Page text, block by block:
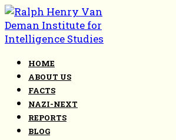
Skip
to
content
HOME
ABOUT US
FACTS
NAZI-NEXT
REPORTS
BLOG